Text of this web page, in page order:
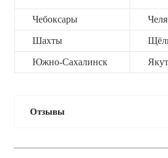
Чебоксары
Шахты
Южно-Сахалинск
Отзывы